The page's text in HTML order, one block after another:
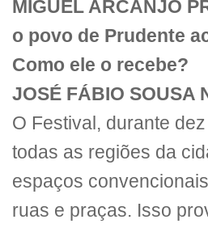
MIGUEL ARCANJO
o povo de Prudente
Como ele o recebe?
JOSÉ FÁBIO SOUSA
O Festival, durante
todas as regiões da
espaços
ruas e praças. Isso